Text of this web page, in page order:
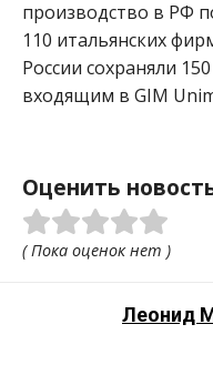
производство в РФ
110 итальянских
России сохраняли
входящим в GIM
Оценить
( Пока оценок нет )
Леонид